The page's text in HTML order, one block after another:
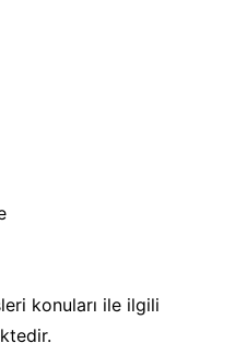
konuları ile ilgili